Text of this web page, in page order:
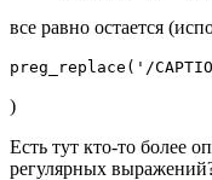
все равно остается
preg_replace('/
)
Есть тут кто-то более
регулярных